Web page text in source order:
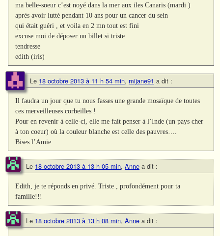
ma belle-soeur c’est noyé dans la mer aux iles Canaris (mardi )
après avoir lutté pendant 10 ans pour un cancer du sein
qui était guéri , et voila en 2 mn tout est fini
excuse moi de déposer un billet si triste
tendresse
edith (iris)
Le 18 octobre 2013 à 11 h 54 min, mijane91 a dit :
Il faudra un jour que tu nous fasses une grande mosaïque de toutes
ces merveilleuses corbeilles !
Pour en revenir à celle-ci, elle me fait penser à l’Inde (un pays cher
à ton coeur) où la couleur blanche est celle des pauvres….
Bises l’Amie
Le 18 octobre 2013 à 13 h 05 min, Anne a dit :
Edith, je te réponds en privé. Triste , profondément pour ta
famille!!!
Le 18 octobre 2013 à 13 h 08 min, Anne a dit :